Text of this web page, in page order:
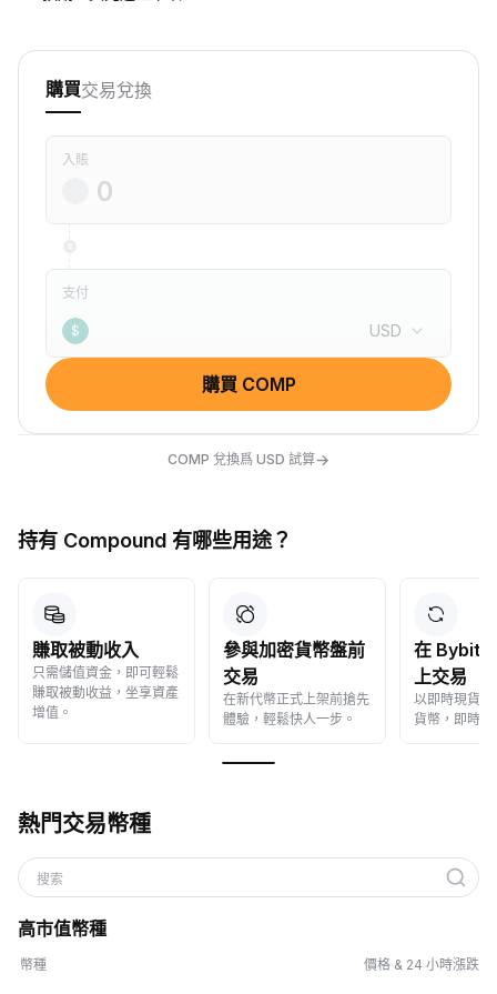
購買交易兌換
入賬
支付
$ USD
購買 COMP
COMP 兌換爲 USD 試算→
持有 Compound 有哪些用途？
賺取被動收入
只需儲值資金，即可輕鬆
賺取被動收益，坐享資產
增值。
參與加密貨幣盤前
交易
在新代幣正式上架前搶先
體驗，輕鬆快人一步。
在 Bybit
上交易
以即時現貨
貨幣，即時成
熱門交易幣種
搜索
高市值幣種
幣種 價格 & 24 小時漲跌